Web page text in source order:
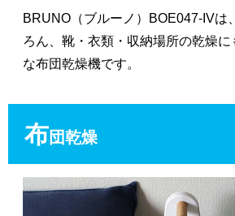
BRUNO（ブルーノ）BOE047-IVは
ろん、靴・衣類・収納場所の乾燥
な布団乾燥機です。
布団乾燥